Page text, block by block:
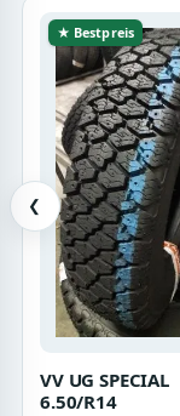
❮
★ Bestpreis
VV UG SPECIAL
6.50/R14